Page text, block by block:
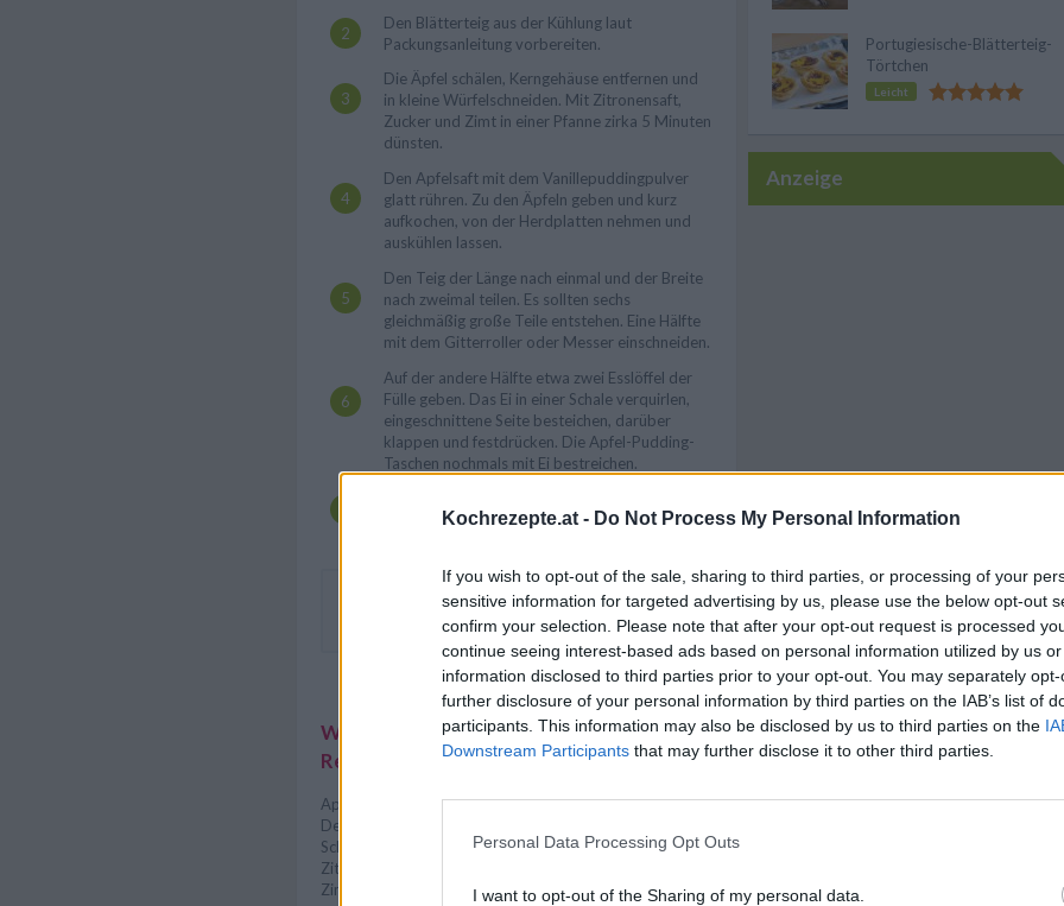
Kochrezepte.at - Do Not Process My Personal Information
If you wish to opt-out of the sale, sharing to third parties, or processing of your
sensitive information for targeted advertising by us, please use the below opt-out
confirm your selection. Please note that after your opt-out request is processed
continue seeing interest-based ads based on personal information utilized by us
information disclosed to third parties prior to your opt-out. You may separately
further disclosure of your personal information by third parties on the IAB’s list of
participants. This information may also be disclosed by us to third parties on the
Downstream Participants that may further disclose it to other third parties.
Personal Data Processing Opt Outs
I want to opt-out of the Sharing of my personal data.
Den Blätterteig aus der Kühlung laut
Packungsanleitung vorbereiten.
Die Äpfel schälen, Kerngehäuse entfernen und
in kleine Würfelschneiden. Mit Zitronensaft,
Zucker und Zimt in einer Pfanne zirka 5 Minuten
dünsten.
Den Apfelsaft mit dem Vanillepuddingpulver
glatt rühren. Zu den Äpfeln geben und kurz
aufkochen, von der Herdplatten nehmen und
auskühlen lassen.
Den Teig der Länge nach einmal und der Breite
nach zweimal teilen. Es sollten sechs
gleichmäßig große Teile entstehen. Eine Hälfte
mit dem Gitterroller oder Messer einschneiden.
Auf der andere Hälfte etwa zwei Esslöffel der
Fülle geben. Das Ei in einer Schale verquirlen,
eingeschnittene Seite besteichen, darüber
klappen und festdrücken. Die Apfel-Pudding-
Taschen nochmals mit Ei bestreichen.
Minuten goldbraun backen.
Sollten keine Kinder mitessen kann man die Fülle
noch mit einem Schuss Rum verfeinern.
Weitere interessante
Rezeptsammlungen
Apfel Rezepte Backrezepte/Blätterteig Rezepte/
Dessert Rezepte
Schnelle Rezepte - Schnelle Gerichte/
Zitronen Rezepte
Zimt Rezepte
Portugiesische-Blätterteig-
Törtchen
Leicht
Anzeige
Artikelempfehlung